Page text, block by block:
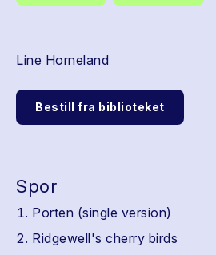
Line Horneland
Bestill fra biblioteket
Spor
Porten (single version)
Ridgewell's cherry birds